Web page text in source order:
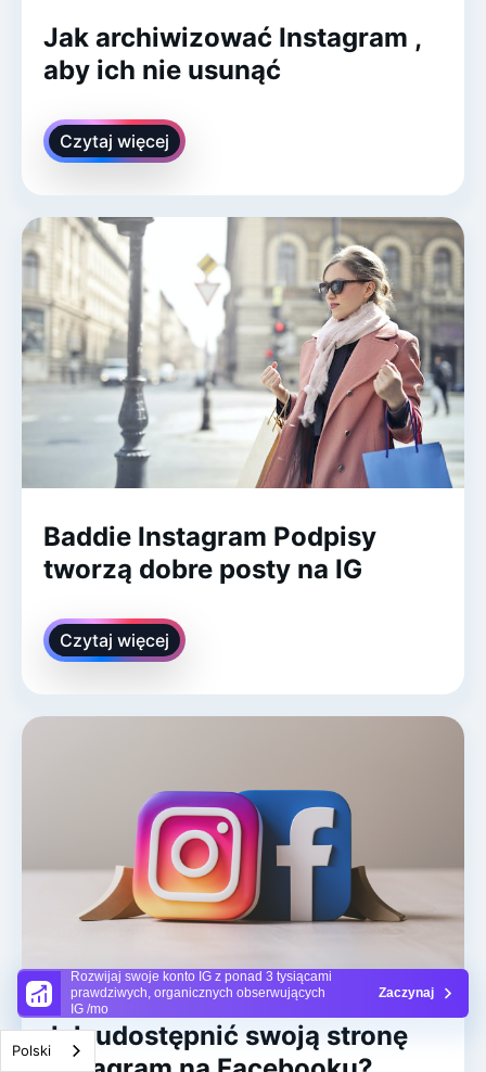
Rozwijaj swoje konto IG z ponad 3 tysiącami
prawdziwych, organicznych obserwujących
IG /mo
Zaczynaj
Jak archiwizować Instagram ,
aby ich nie usunąć
Czytaj więcej
Baddie Instagram Podpisy
tworzą dobre posty na IG
Czytaj więcej
Jak udostępnić swoją stronę
Polski